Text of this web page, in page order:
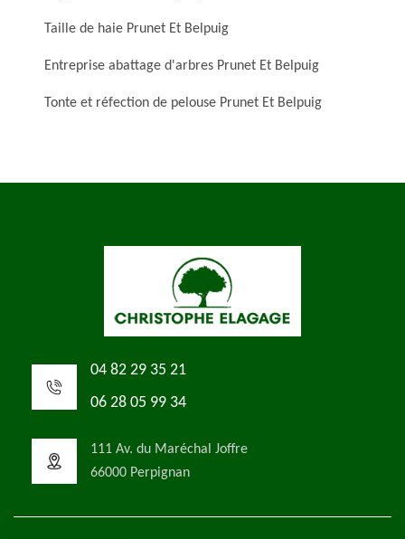
Taille de haie Prunet Et Belpuig
Entreprise abattage d'arbres Prunet Et Belpuig
Tonte et réfection de pelouse Prunet Et Belpuig
04 82 29 35 21
06 28 05 99 34
111 Av. du Maréchal Joffre
66000 Perpignan